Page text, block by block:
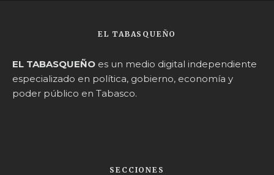
EL TABASQUEÑO
EL TABASQUEÑO es un medio digital independiente
especializado en política, gobierno, economía y
poder público en Tabasco.
SECCIONES